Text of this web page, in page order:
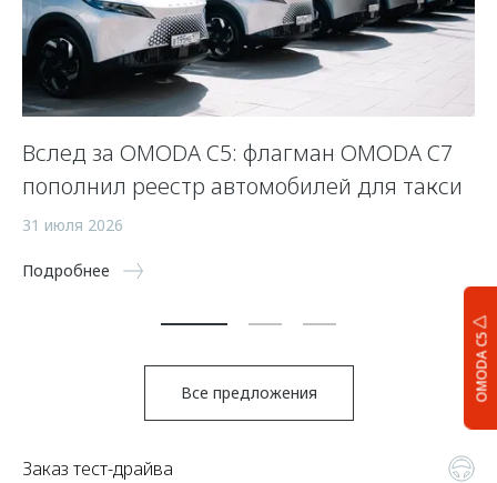
OMODA C5
Вслед за OMODA C5: флагман OMODA C7
пополнил реестр автомобилей для такси
31 июля 2026
Подробнее
Все предложения
Заказ тест-драйва